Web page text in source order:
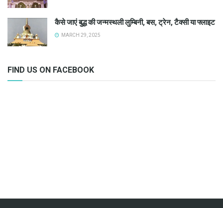
कैसे जाएं बुद्ध की जन्मस्थली लुम्बिनी, बस, ट्रेन, टैक्सी या फ्लाइट
MARCH 29, 2025
FIND US ON FACEBOOK